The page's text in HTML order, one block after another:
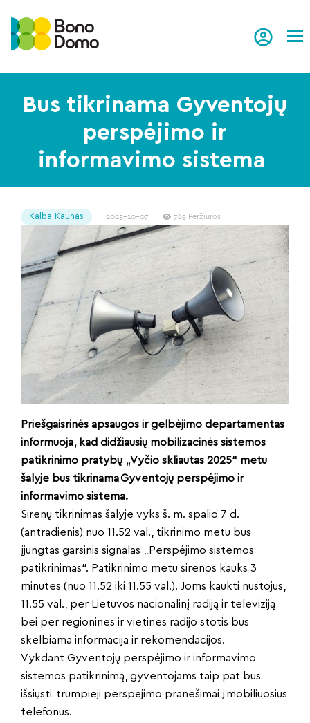
Bus tikrinama Gyventojų
perspėjimo ir
informavimo sistema
Kalba Kaunas 2025-10-07 765 Peržiūros
Priešgaisrinės apsaugos ir gelbėjimo departamentas
informuoja, kad didžiausių mobilizacinės sistemos
patikrinimo pratybų „Vyčio skliautas 2025“ metu
šalyje bus tikrinama Gyventojų perspėjimo ir
informavimo sistema.
Sirenų tikrinimas šalyje vyks š. m. spalio 7 d.
(antradienis) nuo 11.52 val., tikrinimo metu bus
įjungtas garsinis signalas „Perspėjimo sistemos
patikrinimas“. Patikrinimo metu sirenos kauks 3
minutes (nuo 11.52 iki 11.55 val.). Joms kaukti nustojus,
11.55 val., per Lietuvos nacionalinį radiją ir televiziją
bei per regionines ir vietines radijo stotis bus
skelbiama informacija ir rekomendacijos.
Vykdant Gyventojų perspėjimo ir informavimo
sistemos patikrinimą, gyventojams taip pat bus
išsiųsti trumpieji perspėjimo pranešimai į mobiliuosius
telefonus.